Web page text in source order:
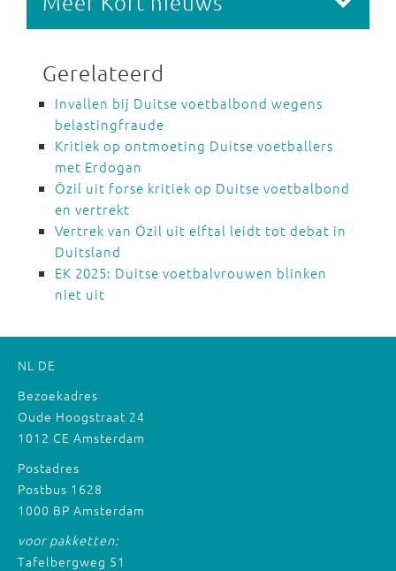
Gerelateerd
Invallen bij Duitse voetbalbond wegens
belastingfraude
Kritiek op ontmoeting Duitse voetballers
met Erdogan
Özil uit forse kritiek op Duitse voetbalbond
en vertrekt
Vertrek van Özil uit elftal leidt tot debat in
Duitsland
EK 2025: Duitse voetbalvrouwen blinken
niet uit
NL DE
Bezoekadres
Oude Hoogstraat 24
1012 CE Amsterdam
Postadres
Postbus 1628
1000 BP Amsterdam
voor pakketten:
Tafelbergweg 51